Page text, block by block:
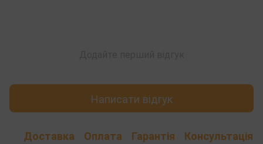
Написати відгук
Доставка Оплата Гарантія Консультація